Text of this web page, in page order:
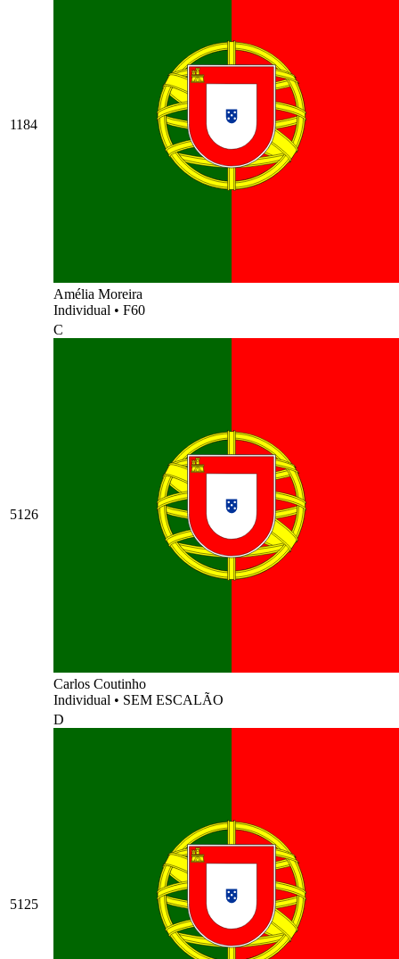
1184
Amélia Moreira
Individual • F60
5126
C
Carlos Coutinho
Individual • SEM ESCALÃO
5125
D